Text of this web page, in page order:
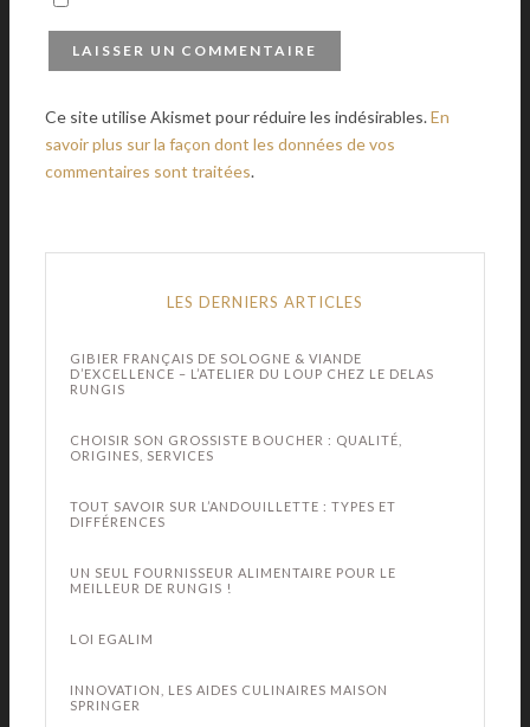
Ce site utilise Akismet pour réduire les indésirables.En
savoir plus sur la façon dont les données de vos
commentaires sont traitées.
LES DERNIERS ARTICLES
GIBIER FRANÇAIS DE SOLOGNE & VIANDE
D’EXCELLENCE – L’ATELIER DU LOUP CHEZ LE DELAS
RUNGIS
CHOISIR SON GROSSISTE BOUCHER : QUALITÉ,
ORIGINES, SERVICES
TOUT SAVOIR SUR L’ANDOUILLETTE : TYPES ET
DIFFÉRENCES
UN SEUL FOURNISSEUR ALIMENTAIRE POUR LE
MEILLEUR DE RUNGIS !
LOI EGALIM
INNOVATION, LES AIDES CULINAIRES MAISON
SPRINGER